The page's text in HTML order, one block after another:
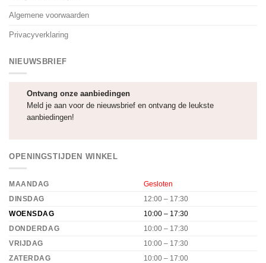
Algemene voorwaarden
Privacyverklaring
NIEUWSBRIEF
Ontvang onze aanbiedingen
Meld je aan voor de nieuwsbrief en ontvang de leukste
aanbiedingen!
OPENINGSTIJDEN WINKEL
MAANDAG Gesloten
DINSDAG 12:00 – 17:30
WOENSDAG 10:00 – 17:30
DONDERDAG 10:00 – 17:30
VRIJDAG 10:00 – 17:30
ZATERDAG 10:00 – 17:00